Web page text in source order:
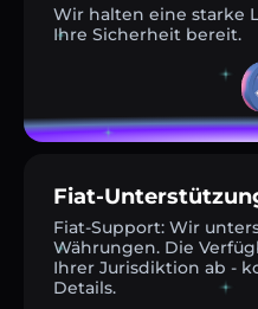
Wir halten eine starke
Ihre Sicherheit bereit.
Fiat-
Fiat-Support: Wir
Währungen. Die
Ihrer Jurisdiktion ab -
Details.